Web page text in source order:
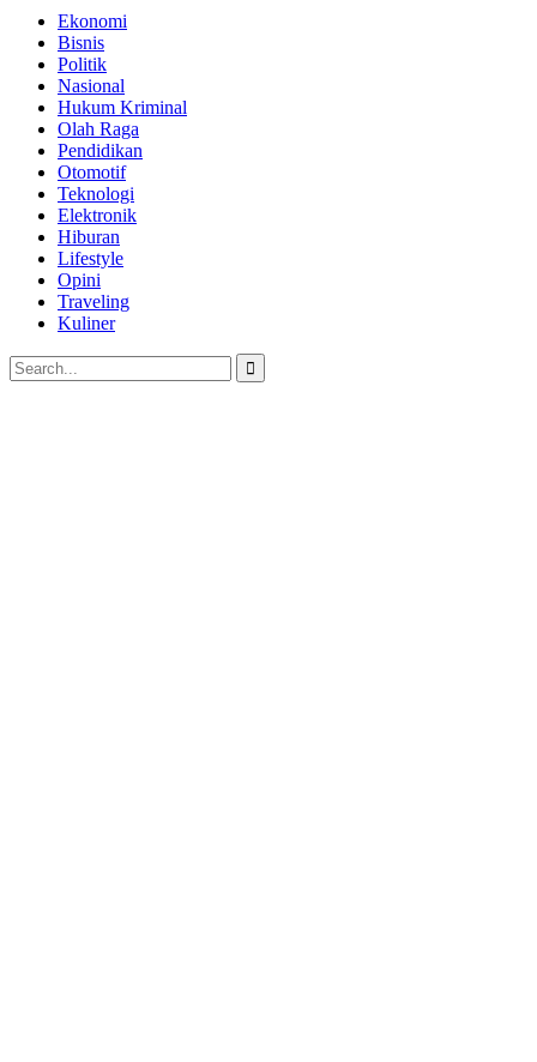
Ekonomi
Bisnis
Politik
Nasional
Hukum Kriminal
Olah Raga
Pendidikan
Otomotif
Teknologi
Elektronik
Hiburan
Lifestyle
Opini
Traveling
Kuliner